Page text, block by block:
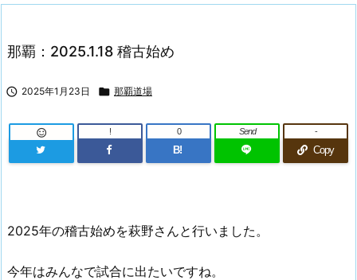
那覇：2025.1.18 稽古始め
 2025年1月23日  那覇道場
 !
B!
0 Send
Copy
-
2025年の稽古始めを萩野さんと行いました。
今年はみんなで試合に出たいですね。